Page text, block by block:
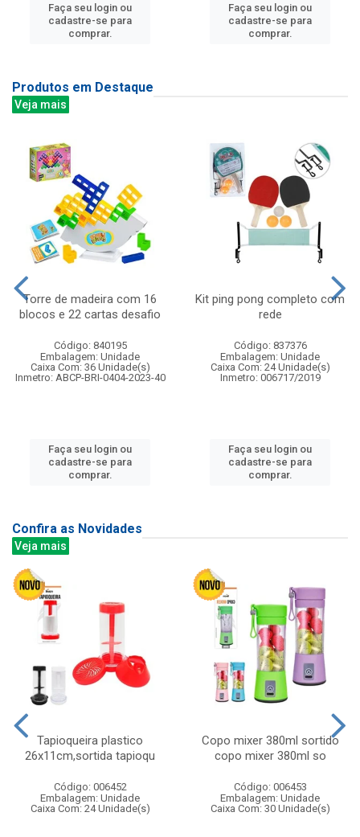
Faça seu login ou
cadastre-se para
comprar.
Faça seu login ou
cadastre-se para
comprar.
Produtos em Destaque
Veja mais
Torre de madeira com 16
blocos e 22 cartas desafio
Código: 840195
Embalagem: Unidade
Caixa Com: 36 Unidade(s)
Inmetro: ABCP-BRI-0404-2023-40
Faça seu login ou
cadastre-se para
comprar.
Kit ping pong completo com
rede
Código: 837376
Embalagem: Unidade
Caixa Com: 24 Unidade(s)
Inmetro: 006717/2019
Faça seu login ou
cadastre-se para
comprar.
Confira as Novidades
Veja mais
Tapioqueira plastico
26x11cm,sortida tapioqu
Código: 006452
Embalagem: Unidade
Caixa Com: 24 Unidade(s)
Copo mixer 380ml sortido
copo mixer 380ml so
Código: 006453
Embalagem: Unidade
Caixa Com: 30 Unidade(s)